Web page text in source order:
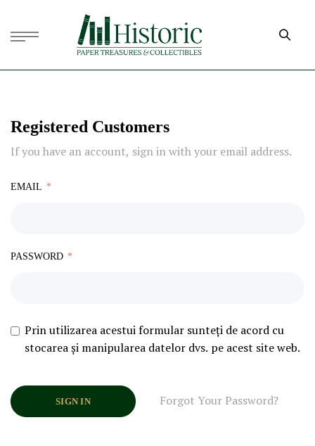
Registered Customers
If you have an account, sign in with your email address.
EMAIL
PASSWORD
Prin utilizarea acestui formular sunteți de acord cu
stocarea și manipularea datelor dvs. pe acest site web.
SIGN IN Forgot Your Password?